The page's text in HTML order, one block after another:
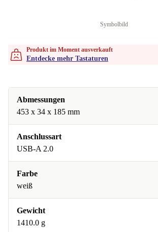
Symbolbild
Produkt im Moment ausverkauft
Entdecke mehr Tastaturen
Abmessungen
453 x 34 x 185 mm
Anschlussart
USB-A 2.0
Farbe
weiß
Gewicht
1410.0 g